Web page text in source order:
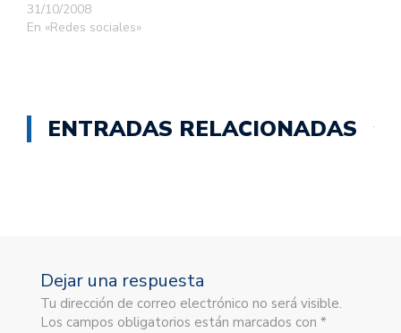
31/10/2008
En «Redes sociales»
ENTRADAS RELACIONADAS
Dejar una respuesta
Tu dirección de correo electrónico no será visible.
Los campos obligatorios están marcados con *